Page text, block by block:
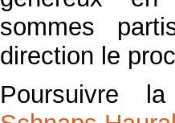
sommes
direction le
Poursuivre